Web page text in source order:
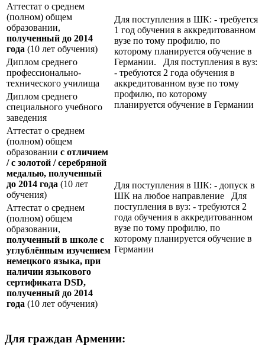
Аттестат о среднем
(полном) общем
образовании,
полученный до 2014
года (10 лет обучения)
Для поступления в ШК: - требуется
1 год обучения в аккредитованном
вузе по тому профилю, по
которому планируется обучение в
Германии. Для поступления в вуз:
- требуются 2 года обучения в
аккредитованном вузе по тому
профилю, по которому
планируется обучение в Германии
Диплом среднего
профессионально-
технического училища
Диплом среднего
специального учебного
заведения
Аттестат о среднем
(полном) общем
образовании с отличием
/ с золотой / серебряной
медалью, полученный
до 2014 года (10 лет
обучения)
Для поступления в ШК: - допуск в
ШК на любое направление Для
поступления в вуз: - требуются 2
года обучения в аккредитованном
вузе по тому профилю, по
которому планируется обучение в
Германии
Аттестат о среднем
(полном) общем
образовании,
полученный в школе с
углублённым изучением
немецкого языка, при
наличии языкового
сертификата DSD,
полученный до 2014
года (10 лет обучения)
Для граждан Армении: